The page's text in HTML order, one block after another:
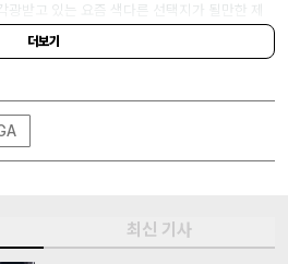
받고 있는 요즘 색다른 선택지가 될만한 제
더보기
최신 기사